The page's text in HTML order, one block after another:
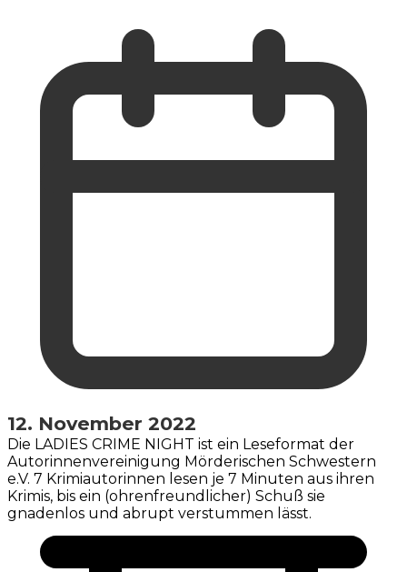
12. November 2022
Die LADIES CRIME NIGHT ist ein Leseformat der
Autorinnenvereinigung Mörderischen Schwestern
e.V. 7 Krimiautorinnen lesen je 7 Minuten aus ihren
Krimis, bis ein (ohrenfreundlicher) Schuß sie
gnadenlos und abrupt verstummen lässt.